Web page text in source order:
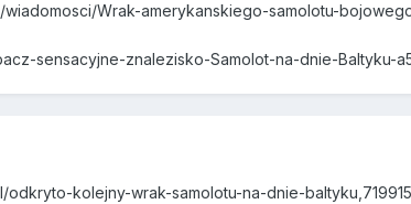
wiadomosci/Wrak-amerykanskiego-samolotu-
sensacyjne-znalezisko-Samolot-na-dnie-Baltyku-
kolejny-wrak-samolotu-na-dnie-